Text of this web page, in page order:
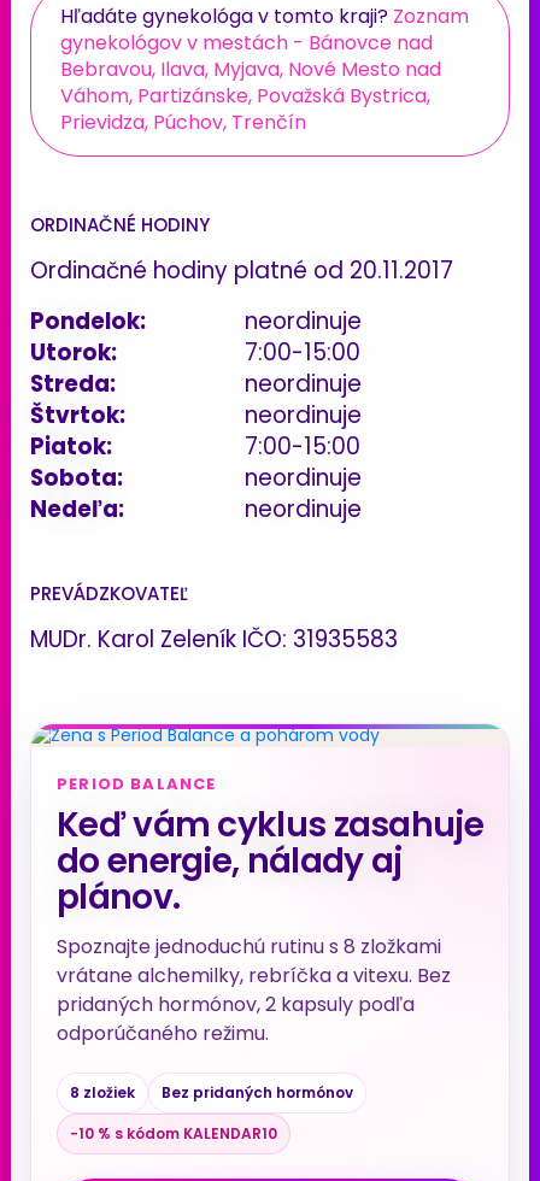
Hľadáte gynekológa v tomto kraji? Zoznam
gynekológov v mestách - Bánovce nad
Bebravou, Ilava, Myjava, Nové Mesto nad
Váhom, Partizánske, Považská Bystrica,
Prievidza, Púchov, Trenčín
ORDINAČNÉ HODINY
Ordinačné hodiny platné od 20.11.2017
Pondelok:
neordinuje
Utorok:
7:00-15:00
Streda:
neordinuje
Štvrtok:
neordinuje
Piatok:
7:00-15:00
Sobota:
neordinuje
Nedeľa:
neordinuje
PREVÁDZKOVATEĽ
MUDr. Karol Zeleník IČO: 31935583
PERIOD BALANCE
Keď vám cyklus zasahuje
do energie, nálady aj
plánov.
Spoznajte jednoduchú rutinu s 8 zložkami
vrátane alchemilky, rebríčka a vitexu. Bez
pridaných hormónov, 2 kapsuly podľa
odporúčaného režimu.
8 zložiek
Bez pridaných hormónov
−10 % s kódom KALENDAR10